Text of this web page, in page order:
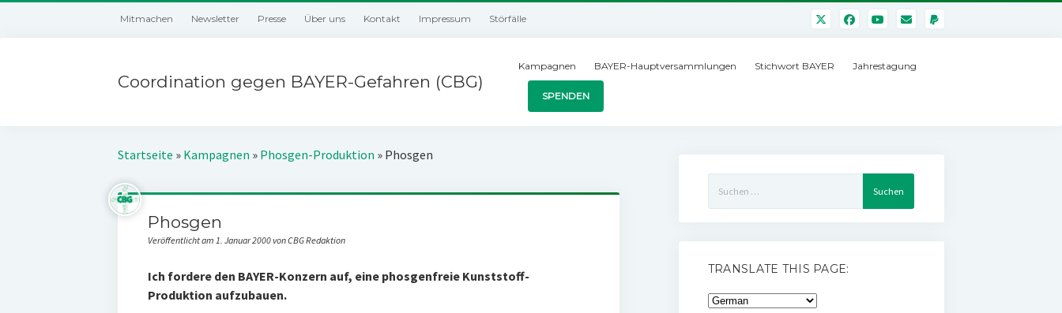
Mitmachen Newsletter Presse Über uns Kontakt Impressum Störfälle
Coordination gegen BAYER-Gefahren (CBG)
Kampagnen BAYER-Hauptversammlungen Stichwort BAYER Jahrestagung
SPENDEN
Startseite » Kampagnen » Phosgen-Produktion » Phosgen
Phosgen
Veröffentlicht am 1. Januar 2000 von CBG Redaktion
Ich fordere den BAYER-Konzern auf, eine phosgenfreie Kunststoff-
Produktion aufzubauen.
nach:
TRANSLATE THIS PAGE: